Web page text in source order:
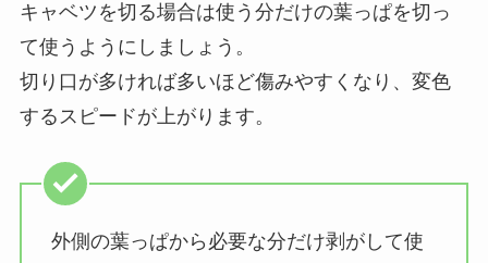
キャベツを切る場合は使う分だけの葉っぱを切っ
て使うようにしましょう。
切り口が多ければ多いほど傷みやすくなり、変色
するスピードが上がります。
外側の葉っぱから必要な分だけ剥がして使